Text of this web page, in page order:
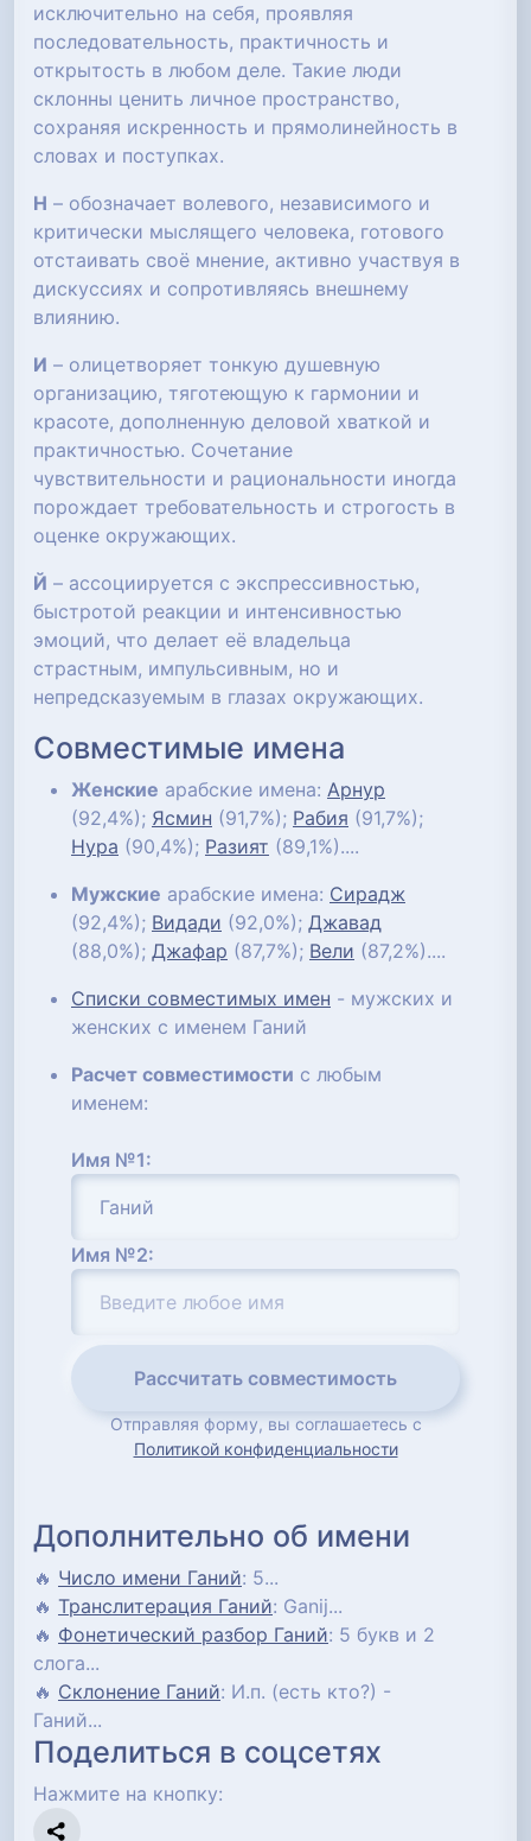
исключительно на себя, проявляя
последовательность, практичность и
открытость в любом деле. Такие люди
склонны ценить личное пространство,
сохраняя искренность и прямолинейность в
словах и поступках.
Н – обозначает волевого, независимого и
критически мыслящего человека, готового
отстаивать своё мнение, активно участвуя в
дискуссиях и сопротивляясь внешнему
влиянию.
И – олицетворяет тонкую душевную
организацию, тяготеющую к гармонии и
красоте, дополненную деловой хваткой и
практичностью. Сочетание
чувствительности и рациональности иногда
порождает требовательность и строгость в
оценке окружающих.
Й – ассоциируется с экспрессивностью,
быстротой реакции и интенсивностью
эмоций, что делает её владельца
страстным, импульсивным, но и
непредсказуемым в глазах окружающих.
Совместимые имена
Женские арабские имена: Арнур
(92,4%); Ясмин (91,7%); Рабия (91,7%);
Нура (90,4%); Разият (89,1%)....
Мужские арабские имена: Сирадж
(92,4%); Видади (92,0%); Джавад
(88,0%); Джафар (87,7%); Вели (87,2%)....
Списки совместимых имен - мужских и
женских с именем Ганий
Расчет совместимости с любым
именем:
Имя №1:
Имя №2:
Рассчитать совместимость
Отправляя форму, вы соглашаетесь с
Политикой конфиденциальности
Дополнительно об имени
🔥 Число имени Ганий: 5...
🔥 Транслитерация Ганий: Ganij...
🔥 Фонетический разбор Ганий: 5 букв и 2
слога...
🔥 Склонение Ганий: И.п. (есть кто?) -
Ганий...
Поделиться в соцсетях
Нажмите на кнопку: